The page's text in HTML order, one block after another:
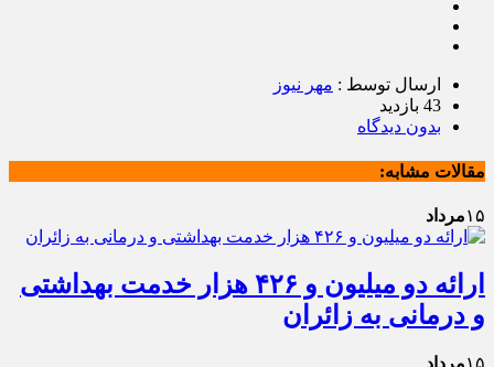
ارسال توسط : مهر نیوز
43 بازدید
بدون دیدگاه
مقالات مشابه:
۱۵مرداد
ارائه دو میلیون و ۴۲۶ هزار خدمت بهداشتی
و درمانی به زائران
۱۵مرداد